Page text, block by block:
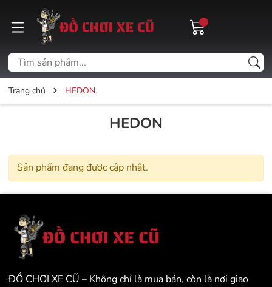
Trang chủ HEDON
HEDON
Sản phẩm đang được cập nhật.
ĐỒ CHƠI XE CŨ – Không chỉ là mua bán, còn là nơi giao